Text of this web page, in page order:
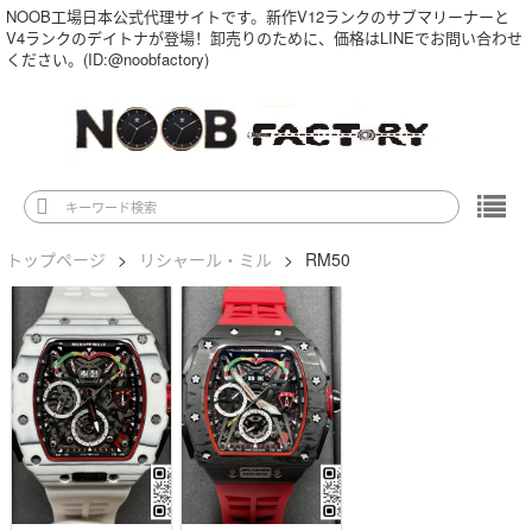
NOOB工場日本公式代理サイトです。新作V12ランクのサブマリーナーと
V4ランクのデイトナが登場！卸売りのために、価格はLINEでお問い合わせ
ください。(ID:@noobfactory)
トップページ > リシャール・ミル > RM50